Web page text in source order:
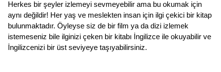
Herkes bir şeyler izlemeyi sevmeyebilir ama bu okumak için
aynı değildir! Her yaş ve meslekten insan için ilgi çekici bir kitap
bulunmaktadır. Öyleyse siz de bir film ya da dizi izlemek
istemeseniz bile ilginizi çeken bir kitabı İngilizce ile okuyabilir ve
İngilizcenizi bir üst seviyeye taşıyabilirsiniz.